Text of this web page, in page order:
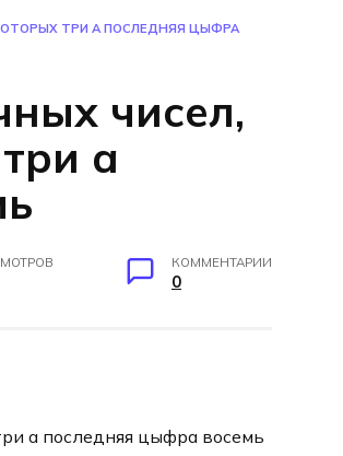
ТРИ А ПОСЛЕДНЯЯ ЦЫФРА
чисел,
а
КОММЕНТАРИИ
0
а последняя цыфра восемь